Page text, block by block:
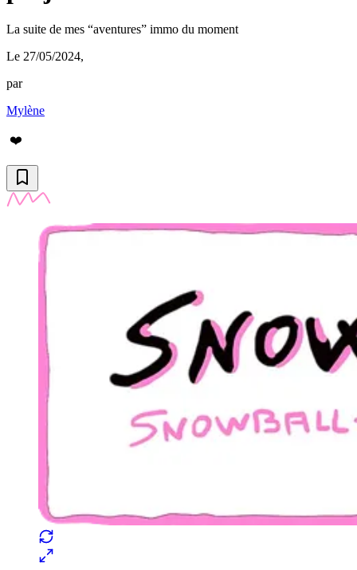
La suite de mes “aventures” immo du moment
Le 27/05/2024,
par
Mylène
❤️